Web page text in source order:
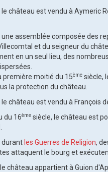
le château est vendu à Aymeric
une assemblée composée des
et du seigneur du
en un seul lieu, des
première moitié du 15ème siècle,
la protection du château.
le château est vendu à François
du 16ème siècle, le château est
durant les Guerres de Religion,
attaquent le bourg et
château appartient à Guion